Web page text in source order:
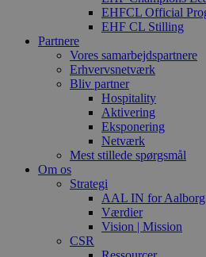
EHFCL Official
EHF CL Stilling
Partnere
Vores samarbejdspartnere
Erhvervsnetværk
Bliv partner
Hospitality
Aktivering
Eksponering
Netværk
Mest stillede spørgsmål
Om os
Strategi
AAL IN for Aalborg
Værdier
Vision | Mission
CSR